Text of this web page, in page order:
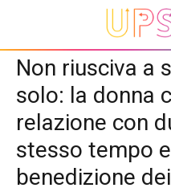
Non riusciva a
solo: la donna
relazione con
stesso tempo
benedizione